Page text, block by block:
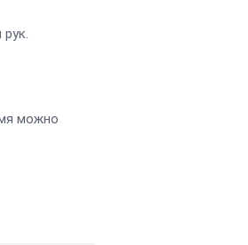
можно